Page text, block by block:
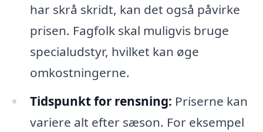
har skrå skridt, kan det også påvirke
prisen. Fagfolk skal muligvis bruge
specialudstyr, hvilket kan øge
omkostningerne.
Tidspunkt for rensning: Priserne kan
variere alt efter sæson. For eksempel